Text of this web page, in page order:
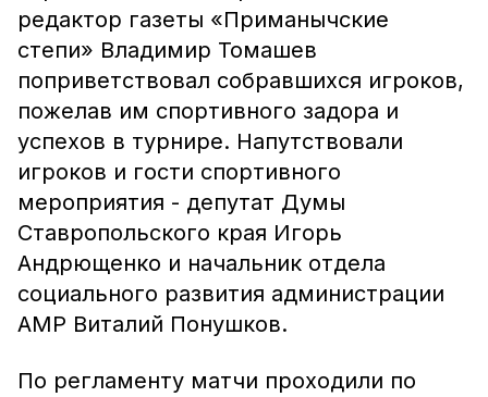
редактор газеты «Приманычские
степи» Владимир Томашев
поприветствовал собравшихся игроков,
пожелав им спортивного задора и
успехов в турнире. Напутствовали
игроков и гости спортивного
мероприятия - депутат Думы
Ставропольского края Игорь
Андрющенко и начальник отдела
социального развития администрации
АМР Виталий Понушков.
По регламенту матчи проходили по